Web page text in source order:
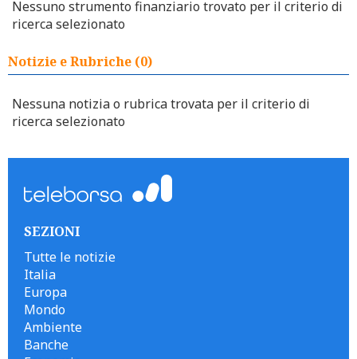
Nessuno strumento finanziario trovato per il criterio di
ricerca selezionato
Notizie e Rubriche (0)
Nessuna notizia o rubrica trovata per il criterio di
ricerca selezionato
SEZIONI
Tutte le notizie
Italia
Europa
Mondo
Ambiente
Banche